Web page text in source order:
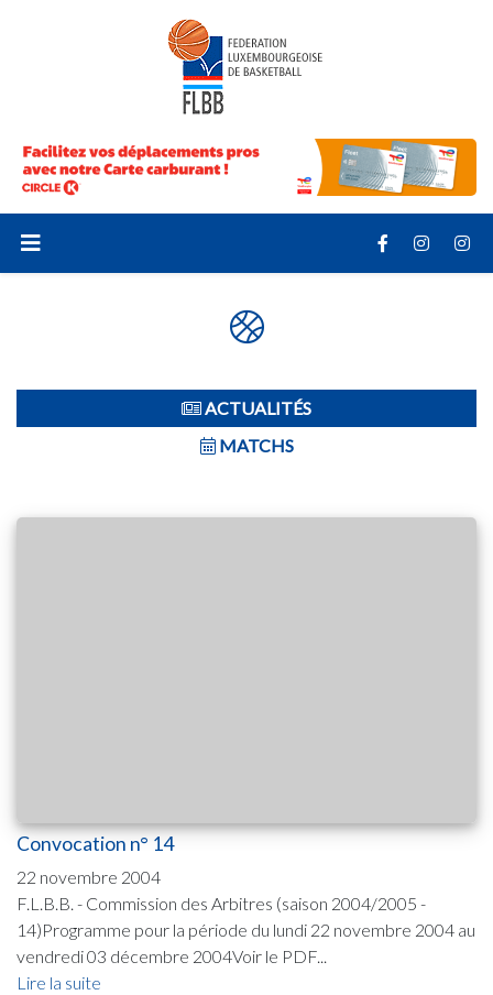
ACTUALITÉS
MATCHS
Convocation n° 14
22 novembre 2004
F.L.B.B. - Commission des Arbitres (saison 2004/2005 -
14)Programme pour la période du lundi 22 novembre 2004 au
vendredi 03 décembre 2004Voir le PDF...
Lire la suite